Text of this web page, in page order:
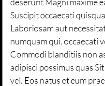
Suscipit occaecati
Laboriosam aut
numquam qui. occaecati
Commodi blanditiis non
adipisci possimus quas
vel. Eos natus et eum